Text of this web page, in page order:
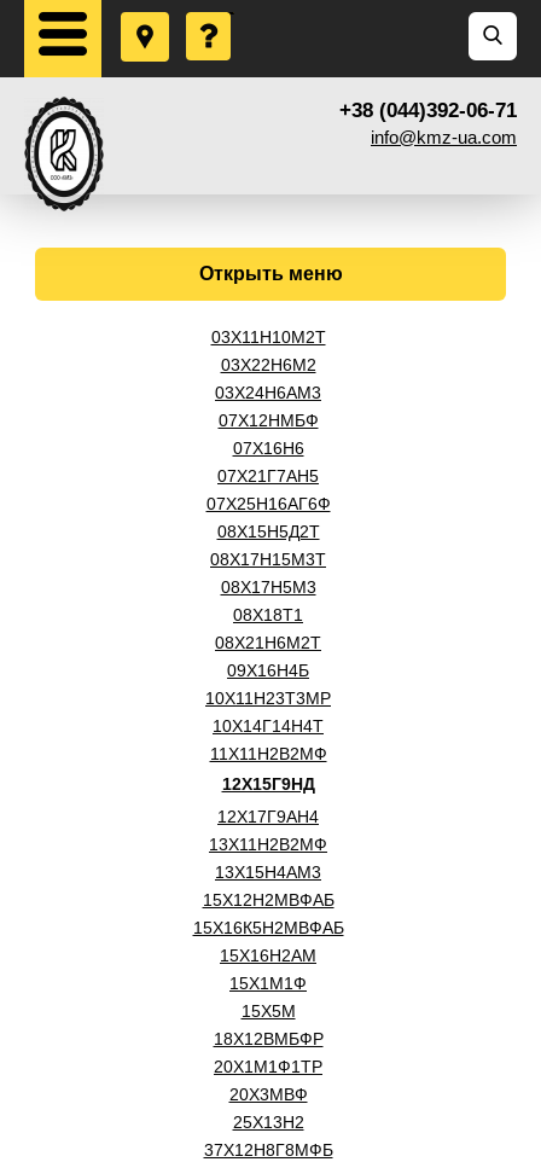
+38 (044)392-06-71
info@kmz-ua.com
Открыть меню
03Х11Н10М2Т
03Х22Н6М2
03Х24Н6АМ3
07Х12НМБФ
07Х16Н6
07Х21Г7АН5
07Х25Н16АГ6Ф
08Х15Н5Д2Т
08Х17Н15М3Т
08Х17Н5М3
08Х18Т1
08Х21Н6М2Т
09Х16Н4Б
10Х11Н23Т3МР
10Х14Г14Н4Т
11Х11Н2В2МФ
12Х15Г9НД
12Х17Г9АН4
13Х11Н2В2МФ
13Х15Н4АМ3
15Х12Н2МВФАБ
15Х16К5Н2МВФАБ
15Х16Н2АМ
15Х1М1Ф
15Х5М
18Х12ВМБФР
20Х1М1Ф1ТР
20Х3МВФ
25Х13Н2
37Х12Н8Г8МФБ